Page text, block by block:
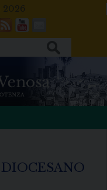
2026
FeedsYoutube
Mail